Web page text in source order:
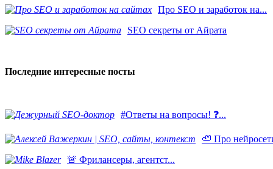
Про SEO и заработок на...
SEO секреты от Айрата
Последние интересные посты
#Ответы на вопросы! ❓...
🦥 Про
​🚨 Фрилансеры, агентст...